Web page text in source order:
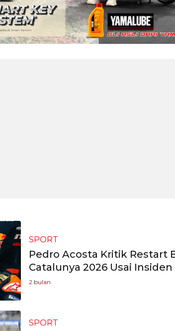
SPORT
Pedro Acosta Kritik Restart
Catalunya 2026 Usai
2 bulan
SPORT